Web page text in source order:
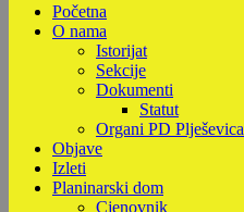
Početna
O nama
Istorijat
Sekcije
Dokumenti
Statut
Organi PD Plješevica
Objave
Izleti
Planinarski dom
Cjenovnik